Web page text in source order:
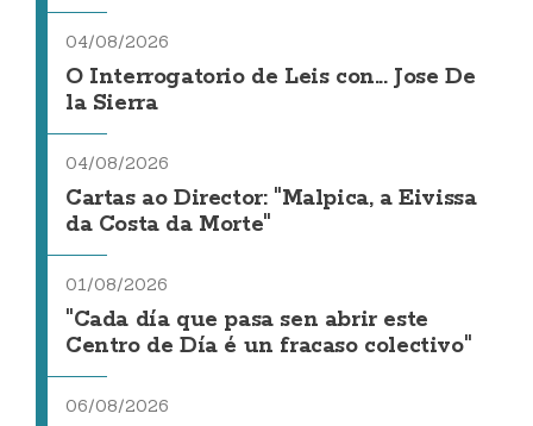
04/08/2026
O Interrogatorio de Leis con... Jose De
la Sierra
04/08/2026
Cartas ao Director: "Malpica, a Eivissa
da Costa da Morte"
01/08/2026
"Cada día que pasa sen abrir este
Centro de Día é un fracaso colectivo"
06/08/2026